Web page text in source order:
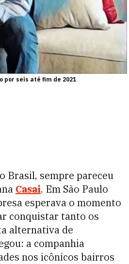
seis até fim de 2021
Brasil, sempre pareceu
Casai. Em São Paulo
esperava o momento
conquistar tanto os
alternativa de
a companhia
nos icônicos bairros